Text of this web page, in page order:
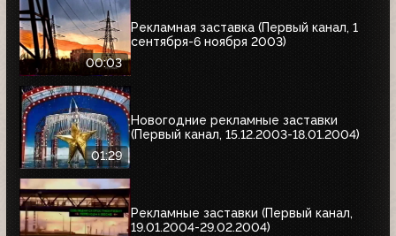
00:03
Рекламная заставка (Первый канал, 1
сентября-6 ноября 2003)
01:29
Новогодние рекламные заставки
(Первый канал, 15.12.2003-18.01.2004)
Рекламные заставки (Первый канал,
19.01.2004-29.02.2004)